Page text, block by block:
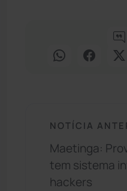
NOTÍCIA
Maetinga:
tem sistema
hackers